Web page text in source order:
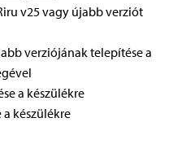
v25 vagy újabb verziót
verziójának telepítése a
a készülékre
készülékre